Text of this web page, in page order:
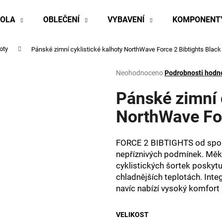
OBLEČENÍ VYBAVENÍ
Pánské zimní cyklistické kalhoty NorthWave Force 2 Bibtights Black
Průměrné
produktu
je
0,0
hvězdiček.
NeohodnocenoPodrobnosti
Pánské
NorthWave
FORCE 2 BIBTIGHTS od
nepříznivých podmínek.
cyklistických šortek
chladnějších teplotách.
navíc nabízí vysoký
VELIKOST
Co potřebujete najít?
HLEDAT